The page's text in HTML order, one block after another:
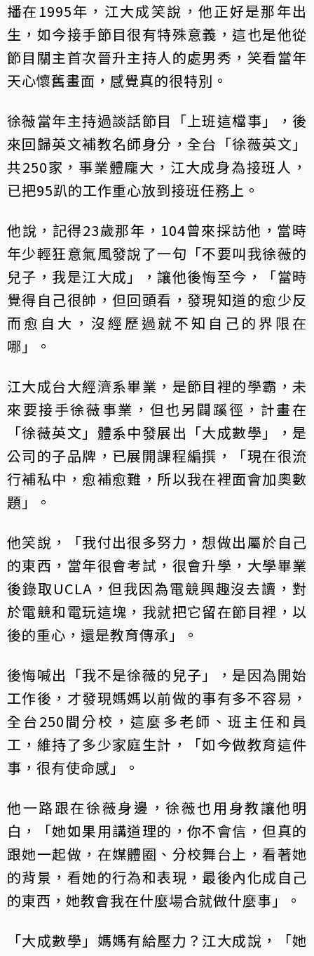
播在1995年，江大成笑說，他正好是那年出
生，如今接手節目很有特殊意義，這也是他從
節目關主首次晉升主持人的處男秀，笑看當年
天心懷舊畫面，感覺真的很特別。
徐薇當年主持過談話節目「上班這檔事」，後
來回歸英文補教名師身分，全台「徐薇英文」
共250家，事業體龐大，江大成身為接班人，
已把95趴的工作重心放到接班任務上。
他說，記得23歲那年，104曾來採訪他，當時
年少輕狂意氣風發說了一句「不要叫我徐薇的
兒子，我是江大成」，讓他後悔至今，「當時
覺得自己很帥，但回頭看，發現知道的愈少反
而愈自大，沒經歷過就不知自己的界限在
哪」。
江大成台大經濟系畢業，是節目裡的學霸，未
來要接手徐薇事業，但也另闢蹊徑，計畫在
「徐薇英文」體系中發展出「大成數學」，是
公司的子品牌，已展開課程編撰，「現在很流
行補私中，愈補愈難，所以我在裡面會加奧數
題」。
他笑說，「我付出很多努力，想做出屬於自己
的東西，當年很會考試，很會升學，大學畢業
後錄取UCLA，但我因為電競興趣沒去讀，對
於電競和電玩這塊，我就把它留在節目裡，以
後的重心，還是教育傳承」。
後悔喊出「我不是徐薇的兒子」，是因為開始
工作後，才發現媽媽以前做的事有多不容易，
全台250間分校，這麼多老師、班主任和員
工，維持了多少家庭生計，「如今做教育這件
事，很有使命感」。
他一路跟在徐薇身邊，徐薇也用身教讓他明
白，「她如果用講道理的，你不會信，但真的
跟她一起做，在媒體圈、分校舞台上，看著她
的背景，看她的行為和表現，最後內化成自己
的東西，她教會我在什麼場合就做什麼事」。
「大成數學」媽媽有給壓力？江大成說，「她